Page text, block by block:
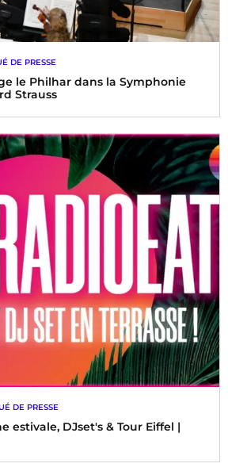
le Philhar dans la Symphonie
Strauss
DE PRESSE
estivale, DJset's & Tour Eiffel |
DE PRESSE